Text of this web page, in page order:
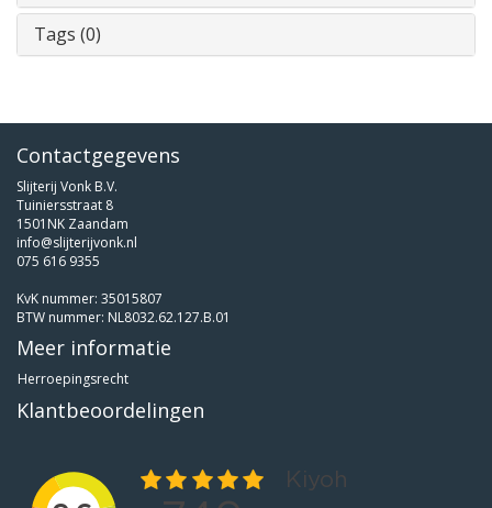
Tags (0)
Contactgegevens
Slijterij Vonk B.V.
Tuiniersstraat 8
1501NK Zaandam
info@slijterijvonk.nl
075 616 9355
KvK nummer: 35015807
BTW nummer: NL8032.62.127.B.01
Meer informatie
Herroepingsrecht
Klantbeoordelingen